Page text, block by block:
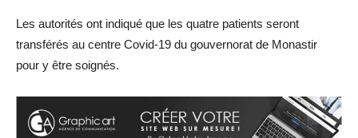
Les autorités ont indiqué que les quatre patients seront
transférés au centre Covid-19 du gouvernorat de Monastir
pour y être soignés.